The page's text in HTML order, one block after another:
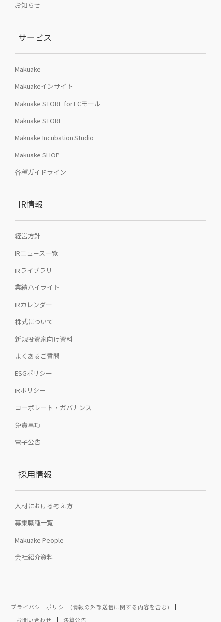
お知らせ
サービス
Makuake
Makuakeインサイト
Makuake STORE for ECモール
Makuake STORE
Makuake Incubation Studio
Makuake SHOP
各種ガイドライン
IR情報
経営方針
IRニュース一覧
IRライブラリ
業績ハイライト
IRカレンダー
株式について
新規投資家向け資料
よくあるご質問
ESGポリシー
IRポリシー
コーポレート・ガバナンス
免責事項
電子公告
採用情報
人材における考え方
募集職種一覧
Makuake People
会社紹介資料
プライバシーポリシー(情報の外部送信に関する内容を含む)
お問い合わせ
決算公告